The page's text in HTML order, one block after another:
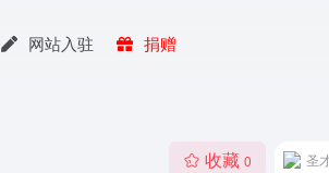
网站入驻 捐赠
收藏 0 圣